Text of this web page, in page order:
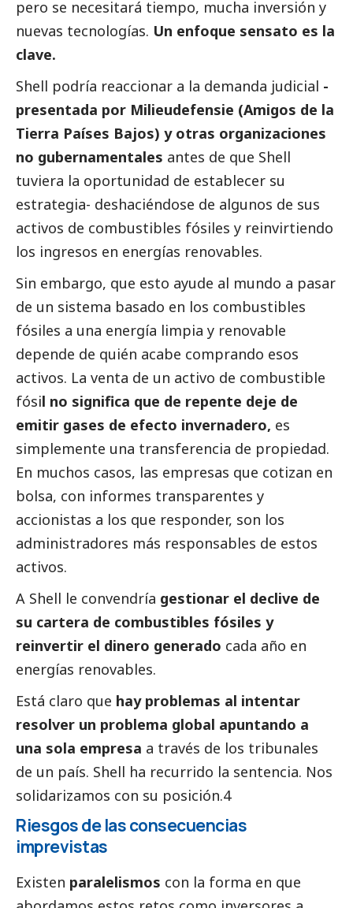
pero se necesitará tiempo, mucha inversión y
nuevas tecnologías. Un enfoque sensato es la
clave.
Shell podría reaccionar a la demanda judicial -
presentada por Milieudefensie (Amigos de la
Tierra Países Bajos) y otras organizaciones
no gubernamentales antes de que Shell
tuviera la oportunidad de establecer su
estrategia- deshaciéndose de algunos de sus
activos de combustibles fósiles y reinvirtiendo
los ingresos en energías renovables.
Sin embargo, que esto ayude al mundo a pasar
de un sistema basado en los combustibles
fósiles a una energía limpia y renovable
depende de quién acabe comprando esos
activos. La venta de un activo de combustible
fósil no significa que de repente deje de
emitir gases de efecto invernadero, es
simplemente una transferencia de propiedad.
En muchos casos, las empresas que cotizan en
bolsa, con informes transparentes y
accionistas a los que responder, son los
administradores más responsables de estos
activos.
A Shell le convendría gestionar el declive de
su cartera de combustibles fósiles y
reinvertir el dinero generado cada año en
energías renovables.
Está claro que hay problemas al intentar
resolver un problema global apuntando a
una sola empresa a través de los tribunales
de un país. Shell ha recurrido la sentencia. Nos
solidarizamos con su posición.4
Riesgos de las consecuencias
imprevistas
Existen paralelismos con la forma en que